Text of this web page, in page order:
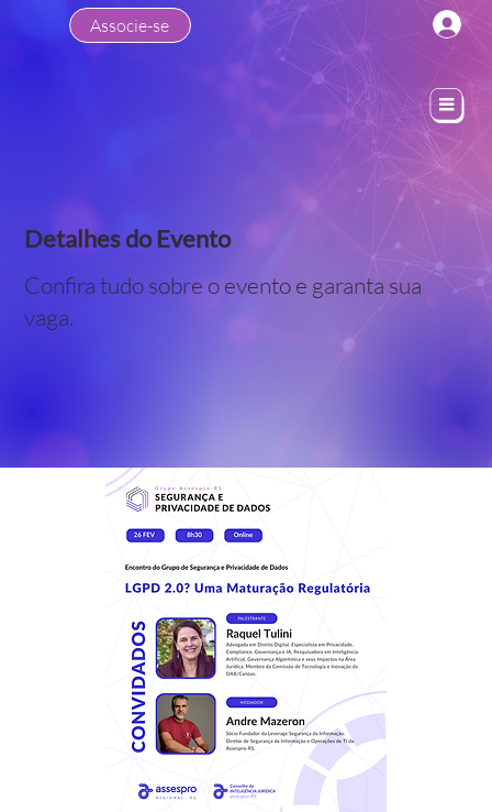
Associe-se
Detalhes do Evento
Confira tudo sobre o evento e garanta sua
vaga.